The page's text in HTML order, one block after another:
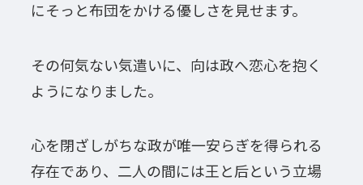
にそっと布団をかける優しさを見せます。
その何気ない気遣いに、向は政へ恋心を抱く
ようになりました。
心を閉ざしがちな政が唯一安らぎを得られる
存在であり、二人の間には王と后という立場